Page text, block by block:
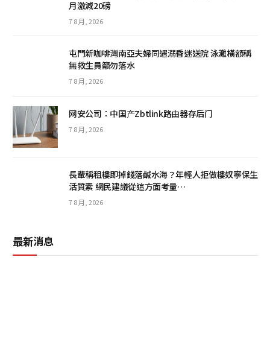
月激減20磅
7 8 月, 2026
屯門新咖啡灣南亞夫婦同遇溺昏迷送院 泳灘橫額稱
無救生員籲勿落水
7 8 月, 2026
网安公司：中国产Zbtlink路由器存后门
7 8 月, 2026
長輩稱租樓即掉錢落鹹水海？年輕人拒做樓奴寧保生
活質素 網民建議從這方面考量…
7 8 月, 2026
最新消息